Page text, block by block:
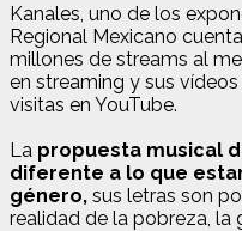
Kanales, uno de los
Regional Mexicano
millones de streams al
en streaming y sus
visitas en YouTube.
La propuesta musical
diferente a lo que
género, sus letras son
realidad de la pobreza, la